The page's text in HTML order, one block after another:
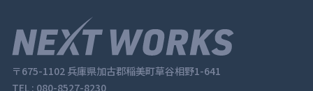
〒675-1102 兵庫県加古郡稲美町草⾕相野1-641
TEL : 080-8527-8230